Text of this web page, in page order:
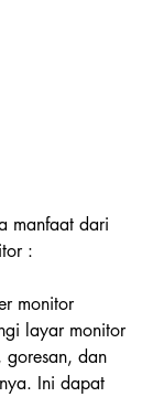
manfaat dari
:
monitor
layar monitor
dan
Ini dapat